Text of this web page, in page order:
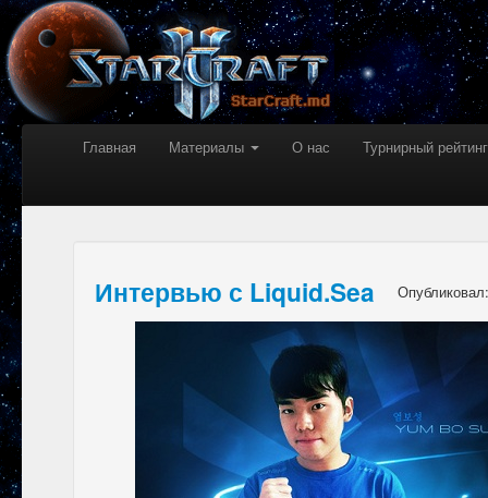
Главная Материалы О нас Турнирный рейтинг
Интервью с Liquid.Sea